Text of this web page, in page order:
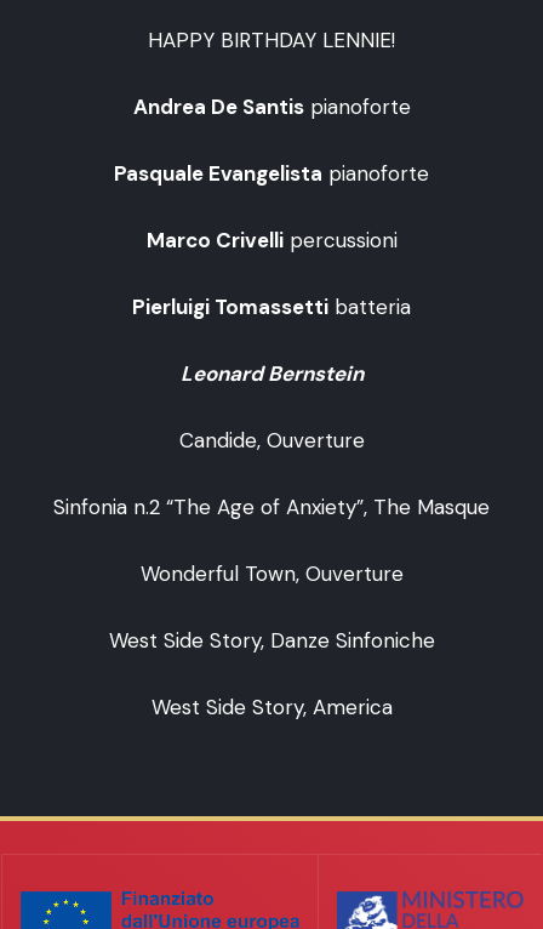
HAPPY BIRTHDAY LENNIE!
Andrea De Santispianoforte
Pasquale Evangelista pianoforte
Marco Crivellipercussioni
Pierluigi Tomassetti batteria
Leonard Bernstein
Candide, Ouverture
Sinfonia n.2 “The Age of Anxiety”, The Masque
Wonderful Town, Ouverture
West Side Story, Danze Sinfoniche
West Side Story, America